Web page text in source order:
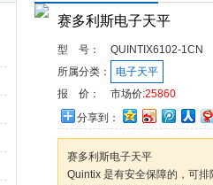
赛多利斯电子天平
型 号：
QUINTIX6102-1CN
所属分类：
电子天平
报 价：
市场价:25860
分享到：
赛多利斯电子天平
Quintix 是有安全保障的，可